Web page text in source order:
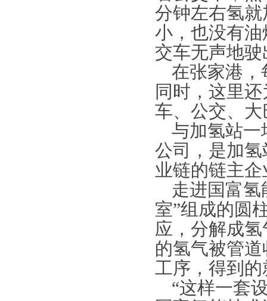
分钟左右氢
小，也没有
交车无声地
在张家港，
同时，这里
车、公交、
与加氢站一
公司，是加
业链的链主企
走进国富
室”组成的圆
应，分解成
的氢气被管
工序，得到
“这样一套